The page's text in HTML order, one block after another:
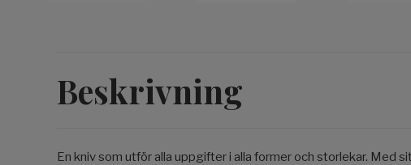
Beskrivning
En kniv som utför alla uppgifter i alla former och storlekar. Med